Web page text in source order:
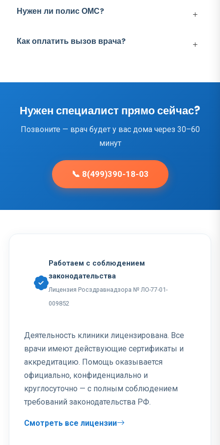
Нужен ли полис ОМС?
Как оплатить вызов врача?
Нужен специалист прямо сейчас?
Позвоните — врач будет у вас дома через 30–60
минут
📞 8(499)390-18-03
Работаем с соблюдением
законодательства
Лицензия Росздравнадзора № ЛО-77-01-
009852
Деятельность клиники лицензирована. Все
врачи имеют действующие сертификаты и
аккредитацию. Помощь оказывается
официально, конфиденциально и
круглосуточно — с полным соблюдением
требований законодательства РФ.
Смотреть все лицензии